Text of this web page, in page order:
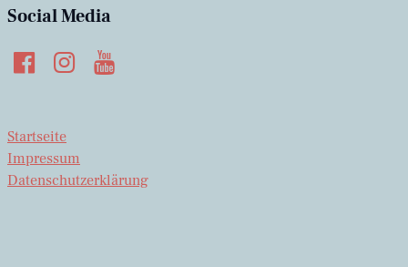
Social Media
Startseite
Impressum
Datenschutzerklärung